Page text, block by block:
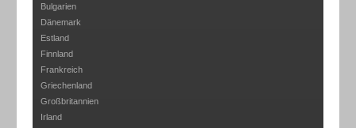
Bulgarien
Dänemark
Estland
Finnland
Frankreich
Griechenland
Großbritannien
Irland